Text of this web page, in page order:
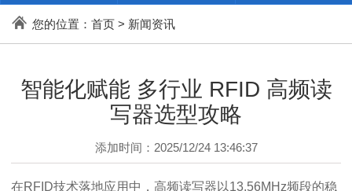
联系方式
您的位置： 首页> 新闻资讯
智能化赋能 多行业 RFID 高频读
写器选型攻略
添加时间：2025/12/24 13:46:37
在RFID技术落地应用中，高频读写器以13.56MHz频段的稳